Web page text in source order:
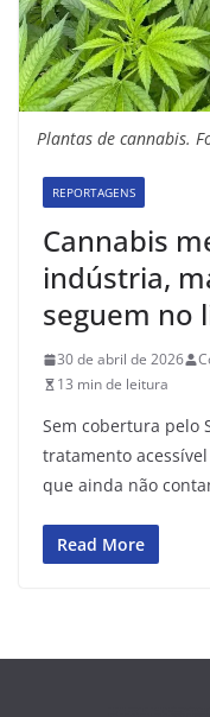
Plantas de cannabis.
REPORTAGENS
Cannabis
indústria,
seguem no
30 de abril de 2026
13 min de leitura
Sem cobertura pelo
tratamento
que ainda não
Read More